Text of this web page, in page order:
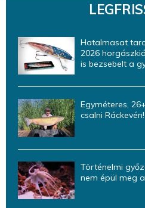
Hatalmasat
2026
is bezsebelt a
Egyméteres,
csalni Ráckevén!
Történelmi
nem épül meg